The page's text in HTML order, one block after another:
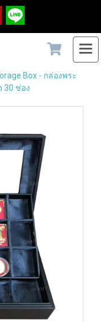
Box - กล่องพระ
30 ช่อง